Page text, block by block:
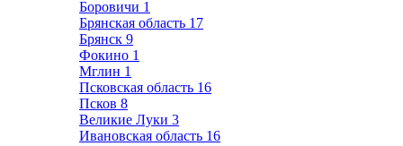
Боровичи 1
Брянская область 17
Брянск 9
Фокино 1
Мглин 1
Псковская область 16
Псков 8
Великие Луки 3
Ивановская область 16